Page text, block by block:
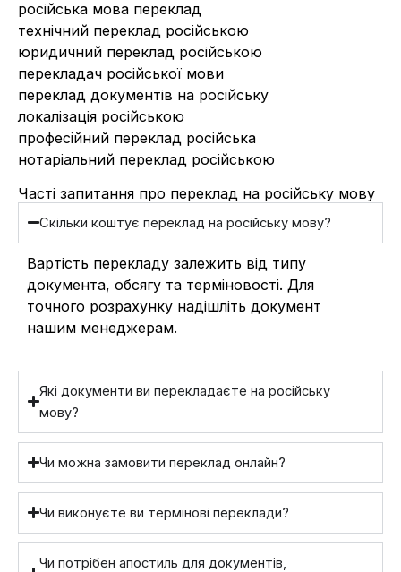
російська мова переклад
технічний переклад російською
юридичний переклад російською
перекладач російської мови
переклад документів на російську
локалізація російською
професійний переклад російська
нотаріальний переклад російською
Часті запитання про переклад на російську мову
Скільки коштує переклад на російську мову?
Вартість перекладу залежить від типу
документа, обсягу та терміновості. Для
точного розрахунку надішліть документ
нашим менеджерам.
Які документи ви перекладаєте на російську
мову?
Чи можна замовити переклад онлайн?
Чи виконуєте ви термінові переклади?
Чи потрібен апостиль для документів,